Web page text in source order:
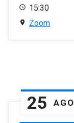
15:30
Zoom
25 AGO